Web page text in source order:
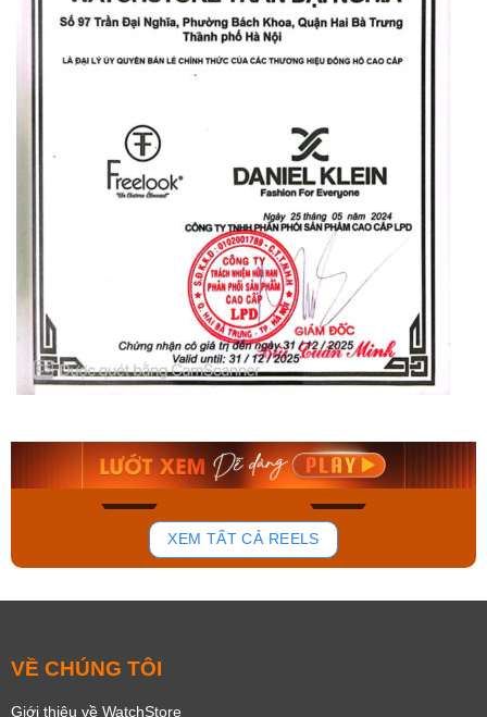
150
Orient Nam RA-
Mua ngay
Casio Nam MTS-
Mua ngay
XEM TẤT CẢ REELS
VỀ CHÚNG TÔI
Giới thiệu về WatchStore